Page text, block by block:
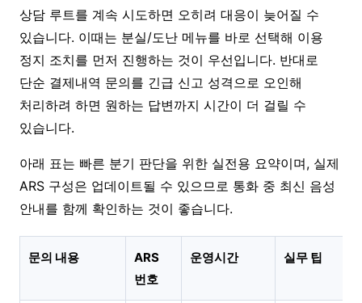
상담 루트를 계속 시도하면 오히려 대응이 늦어질 수
있습니다. 이때는 분실/도난 메뉴를 바로 선택해 이용
정지 조치를 먼저 진행하는 것이 우선입니다. 반대로
단순 결제내역 문의를 긴급 신고 성격으로 오인해
처리하려 하면 원하는 답변까지 시간이 더 걸릴 수
있습니다.
아래 표는 빠른 분기 판단을 위한 실전용 요약이며, 실제
ARS 구성은 업데이트될 수 있으므로 통화 중 최신 음성
안내를 함께 확인하는 것이 좋습니다.
문의 내용
ARS
번호
운영시간 실무 팁